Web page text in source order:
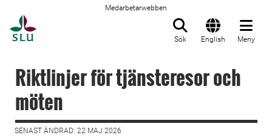
Medarbetarwebben
Sök English Meny
Riktlinjer för tjänsteresor och
möten
SENAST ÄNDRAD: 22 MAJ 2026